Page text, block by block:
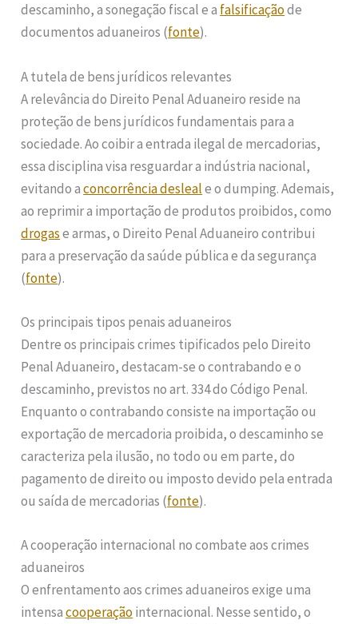
descaminho, a sonegação fiscal e a falsificaçãode
documentos aduaneiros (fonte).
A tutela de bens jurídicos relevantes
A relevância do Direito Penal Aduaneiro reside na
proteção de bens jurídicos fundamentais para a
sociedade. Ao coibir a entrada ilegal de mercadorias,
essa disciplina visa resguardar a indústria nacional,
evitando aconcorrência desleale o dumping. Ademais,
ao reprimir a importação de produtos proibidos, como
drogase armas, o Direito Penal Aduaneiro contribui
para a preservação da saúde pública e da segurança
(fonte).
Os principais tipos penais aduaneiros
Dentre os principais crimes tipificados pelo Direito
Penal Aduaneiro, destacam-se o contrabando e o
descaminho, previstos no art. 334 do Código Penal.
Enquanto o contrabando consiste na importação ou
exportação de mercadoria proibida, o descaminho se
caracteriza pela ilusão, no todo ou em parte, do
pagamento de direito ou imposto devido pela entrada
ou saída de mercadorias (fonte).
A cooperação internacional no combate aos crimes
aduaneiros
O enfrentamento aos crimes aduaneiros exige uma
intensacooperaçãointernacional. Nesse sentido, o